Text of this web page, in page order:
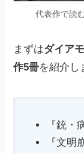
代表作で読
まずはダイア
作5冊を紹介し
『銃・
『文明